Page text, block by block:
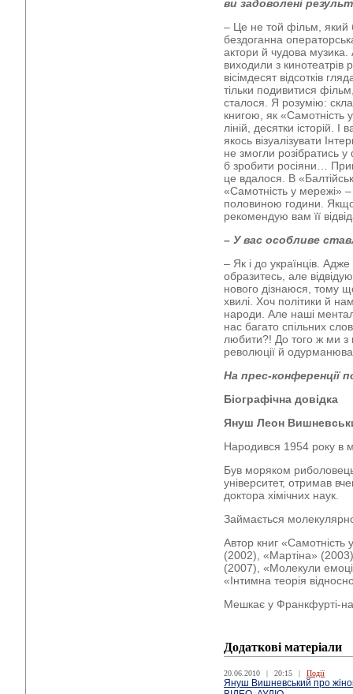
ви задоволені
– Це не той фільм, який
бездоганна
актори й чудова
виходили з
вісімдесят відсотків
тільки подивитися
сталося. Я розумію:
книгою, як «Самотність
ліній, десятки історій.
якось візуалізувати
не змогли розібратись
б зробити росіяни…
це вдалося. В
«Самотність у мережі»
половиною години.
рекомендую вам її
– У вас особливе
– Як і до українців.
образитесь, але
нового дізнаюся, тому
хвилі. Хоч політики й
народи. Але наші
нас багато спільних
любити?! До того ж ми з
революції й
На прес-конференції
Біографічна довідка
Януш Леон
Народився 1954 року в
Був моряком
університет, отримав
доктора хімічних наук.
Займається
Автор книг
(2002), «Мартіна»
(2007), «Молекули
«Інтимна теорія
Мешкає у Франкфурті-
Додаткові матеріали
20.06.2010 | 20:15 | Події
Януш Вишневський про